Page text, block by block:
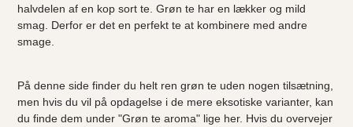
halvdelen af en kop sort te. Grøn te har en lækker og mild
smag. Derfor er det en perfekt te at kombinere med andre
smage.
På denne side finder du helt ren grøn te uden nogen tilsætning,
men hvis du vil på opdagelse i de mere eksotiske varianter, kan
du finde dem under "Grøn te aroma" lige her. Hvis du overvejer